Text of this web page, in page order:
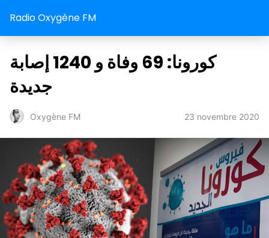
Radio Oxygène FM
كورونا: 69 وفاة و 1240 إصابة
جديدة
Oxygène FM 23 novembre 2020